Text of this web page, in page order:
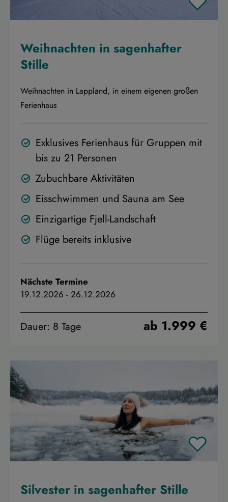
Weihnachten in sagenhafter
Stille
Weihnachten in Lappland, in einem eigenen großen
Ferienhaus
Exklusives Ferienhaus für Gruppen mit
bis zu 21 Personen
Zubuchbare Aktivitäten
Eisschwimmen und Sauna am See
Einzigartige Fjell-Landschaft
Flüge bereits inklusive
Nächste Termine
19.12.2026 - 26.12.2026
Dauer: 8 Tage ab 1.999 €
Silvester in sagenhafter Stille